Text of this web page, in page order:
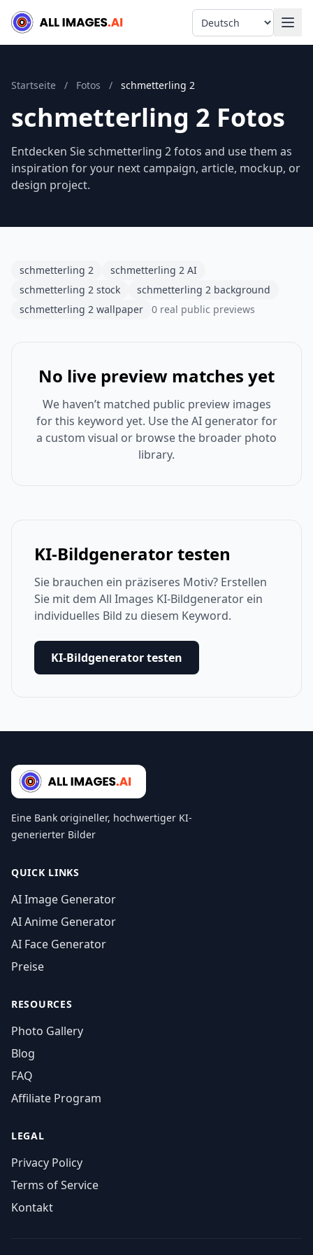
Language
Startseite / Fotos / schmetterling 2
schmetterling 2 Fotos
Entdecken Sie schmetterling 2 fotos and use them as
inspiration for your next campaign, article, mockup, or
design project.
schmetterling 2
schmetterling 2 AI
schmetterling 2 stock
schmetterling 2 background
schmetterling 2 wallpaper
0 real public previews
No live preview matches yet
We haven’t matched public preview images
for this keyword yet. Use the AI generator for
a custom visual or browse the broader photo
library.
KI-Bildgenerator testen
Sie brauchen ein präziseres Motiv? Erstellen
Sie mit dem All Images KI-Bildgenerator ein
individuelles Bild zu diesem Keyword.
KI-Bildgenerator testen
Eine Bank origineller, hochwertiger KI-
generierter Bilder
QUICK LINKS
AI Image Generator
AI Anime Generator
AI Face Generator
Preise
RESOURCES
Photo Gallery
Blog
FAQ
Affiliate Program
LEGAL
Privacy Policy
Terms of Service
Kontakt